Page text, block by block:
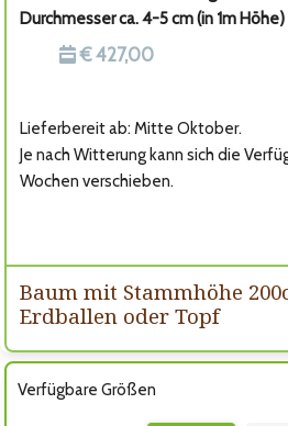
Durchmesser ca. 4-5 cm (in 1m Höhe)
€ 427,00
Lieferbereit ab: Mitte Oktober.
Je nach Witterung kann sich die
Wochen verschieben.
Baum mit Stammhöhe
Erdballen oder Topf
Verfügbare Größen